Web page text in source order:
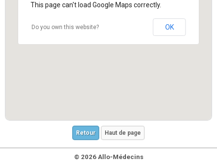
This page can't load Google Maps correctly.
Do you own this website? OK
Retour Haut de page
© 2026 Allo-Médecins